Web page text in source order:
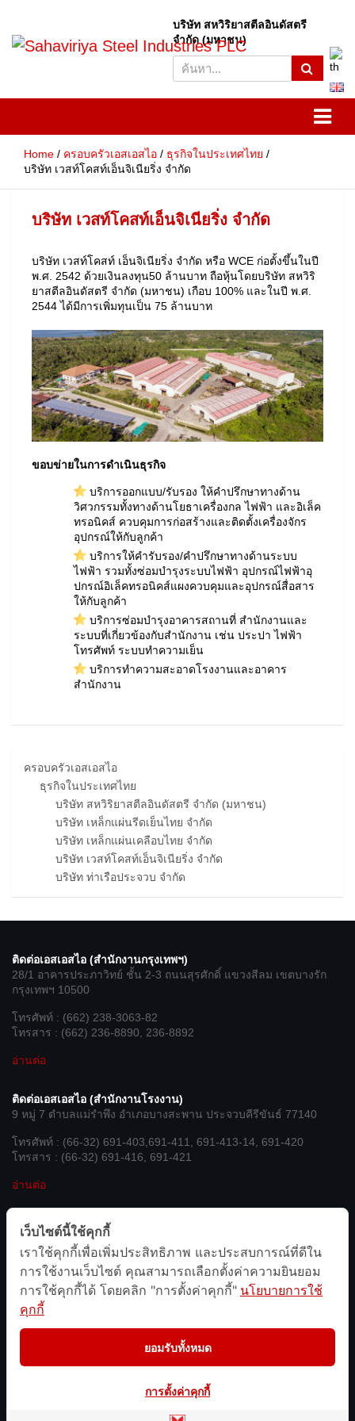
Sahaviriya Steel Industries
PLC
บริษัท สหวิริยาสตีลอินดัสตรี
จำกัด (มหาชน)
e
c
Home ครอบครัวเอสเอสไอ
ธุรกิจในประเทศไทย
บริษัท เวสท์โคสท์เอ็นจิเนียริ่ง จำกัด
บริษัท เวสท์โคสท์เอ็นจิเนียริ่ง จำกัด
บริษัท เวสท์โคสท์ เอ็นจิเนียริ่ง จำกัด หรือ WCE ก่อตั้งขึ้นในปี
พ.ศ. 2542 ด้วยเงินลงทุน50 ล้านบาท ถือหุ้นโดยบริษัท สหวิริ
ยาสตีลอินดัสตรี จำกัด (มหาชน) เกือบ 100% และในปี พ.ศ.
2544 ได้มีการเพิ่มทุนเป็น 75 ล้านบาท
ขอบข่ายในการดำเนินธุรกิจ
บริการออกแบบ/รับรอง ให้คำปรึกษาทางด้าน
วิศวกรรมทั้งทางด้านโยธาเครื่องกล ไฟฟ้า และอิเล็ค
ทรอนิคส์ ควบคุมการก่อสร้างและติดตั้งเครื่องจักร
อุปกรณ์ให้กับลูกค้า
บริการให้คำรับรอง/คำปรึกษาทางด้านระบบ
ไฟฟ้า รวมทั้งซ่อมบำรุงระบบไฟฟ้า อุปกรณ์ไฟฟ้าอุ
ปกรณ์อิเล็คทรอนิคส์แผงควบคุมและอุปกรณ์สื่อสาร
ให้กับลูกค้า
บริการซ่อมบำรุงอาคารสถานที่ สำนักงานและ
ระบบที่เกี่ยวข้องกับสำนักงาน เช่น ประปา ไฟฟ้า
โทรศัพท์ ระบบทำความเย็น
บริการทำความสะอาดโรงงานและอาคาร
สำนักงาน
ครอบครัวเอสเอสไอ
ธุรกิจในประเทศไทย
บริษัท สหวิริยาสตีลอินดัสตรี จำกัด (มหาชน)
บริษัท เหล็กแผ่นรีดเย็นไทย จำกัด
บริษัท เหล็กแผ่นเคลือบไทย จำกัด
บริษัท เวสท์โคสท์เอ็นจิเนียริ่ง จำกัด
บริษัท ท่าเรือประจวบ จำกัด
ติดต่อเอสเอสไอ (สำนักงานกรุงเทพฯ)
28/1 อาคารประภาวิทย์ ชั้น 2-3 ถนนสุรศักดิ์ แขวงสีลม เขตบางรัก
กรุงเทพฯ 10500
โทรศัพท์ : (662) 238-3063-82
โทรสาร : (662) 236-8890, 236-8892
อ่านต่อ
ติดต่อเอสเอสไอ (สำนักงานโรงงาน)
9 หมู่ 7 ตำบลแม่รำพึง อำเภอบางสะพาน ประจวบคีรีขันธ์ 77140
โทรศัพท์ : (66-32) 691-403,691-411, 691-413-14, 691-420
โทรสาร : (66-32) 691-416, 691-421
อ่านต่อ
เชื่อมต่อกับเรา
We’re on Social Networks. Follow us & get in touch.
นโยบายการคุ้มครองข้อมูลส่วนบุคคล
SiteMap
เว็บไซต์นี้ใช้คุกกี้
เราใช้คุกกี้เพื่อเพิ่มประสิทธิภาพ และประสบการณ์ที่ดีใน
การใช้งานเว็บไซต์ คุณสามารถเลือกตั้งค่าความยินยอม
การใช้คุกกี้ได้ โดยคลิก "การตั้งค่าคุกกี้" นโยบายการใช้
คุกกี้
ยอมรับทั้งหมด
การตั้งค่าคุกกี้